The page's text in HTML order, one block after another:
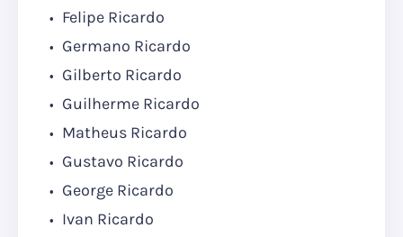
Felipe Ricardo
Germano Ricardo
Gilberto Ricardo
Guilherme Ricardo
Matheus Ricardo
Gustavo Ricardo
George Ricardo
Ivan Ricardo